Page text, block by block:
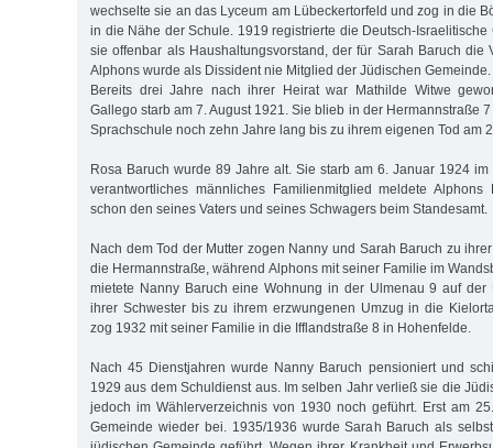
wechselte sie an das Lyceum am Lübeckertorfeld und zog in die
in die Nähe der Schule. 1919 registrierte die Deutsch-
sie offenbar als Haushaltungsvorstand, der für Sarah Baruch die
Alphons wurde als Dissident nie Mitglied der Jüdischen Gemeinde.
Bereits drei Jahre nach ihrer Heirat war Mathilde Witwe
Gallego starb am 7. August 1921. Sie blieb in der Hermannstraße
Sprachschule noch zehn Jahre lang bis zu ihrem eigenen Tod am
Rosa Baruch wurde 89 Jahre alt. Sie starb am 6. Januar 1924
verantwortliches männliches Familienmitglied meldete
schon den seines Vaters und seines Schwagers beim Standesamt.
Nach dem Tod der Mutter zogen Nanny und Sarah Baruch zu
die Hermannstraße, während Alphons mit seiner Familie im
mietete Nanny Baruch eine Wohnung in der Ulmenau 9 auf der
ihrer Schwester bis zu ihrem erzwungenen Umzug in die
zog 1932 mit seiner Familie in die Ifflandstraße 8 in Hohenfelde.
Nach 45 Dienstjahren wurde Nanny Baruch pensioniert und
1929 aus dem Schuldienst aus. Im selben Jahr verließ sie die
jedoch im Wählerverzeichnis von 1930 noch geführt. Erst am
Gemeinde wieder bei. 1935/1936 wurde Sarah Baruch als